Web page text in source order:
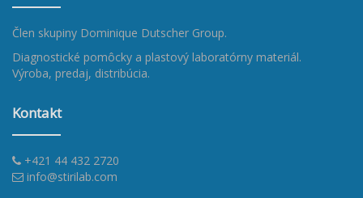
Člen skupiny Dominique Dutscher Group.
Diagnostické pomôcky a plastový laboratórny materiál.
Výroba, predaj, distribúcia.
Kontakt
+421 44 432 2720
info@stirilab.com